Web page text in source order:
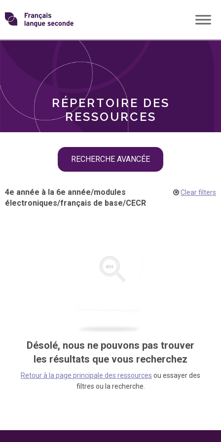
Skip
toTransformons
langue
RÉPERTOIRE DES
RESSOURCES
RECHERCHE AVANCÉE
THÈMES
4e année à la 6e année/modules
électroniques/français de base/CECR
Clear filters
Désolé, nous ne pouvons pas trouver
les résultats que vous recherchez
Retour à la page principale des ressources ou essayer des
filtres ou la recherche.